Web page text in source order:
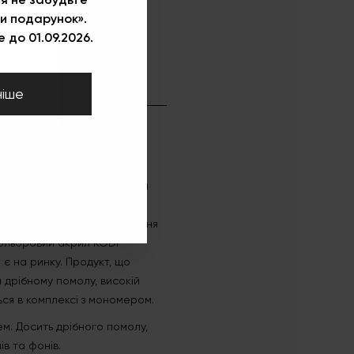
різні ефекти та текстури
має широкий спектр
для створення
акрил KODI
є на ринку. Продукт, що
помолу, високій
в комплексі з мономером.
Досить дрібного помолу,
та фонів.
подарунок».
до 01.09.2026.